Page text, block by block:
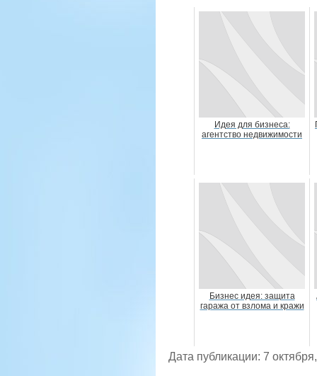
Идея для бизнеса:
агентство недвижимости
Бизнес идея: защита
гаража от взлома и кражи
Дата публикации: 7